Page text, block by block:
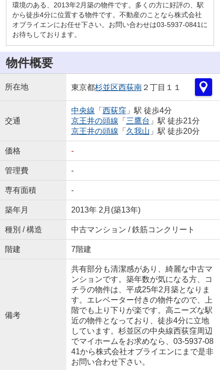
環境のある、2013年2月築の物件です。多くの方に好評の、駅
から徒歩4分に位置する物件です。不動産のことなら株式会社
オブライエンにお任せ下さい。お問い合わせは03-5937-0841に
お待ちしております。
物件概要
所在地 東京都杉並区西荻南２丁目１１
交通
中央線 「 西荻窪 」駅 徒歩4分
京王井の頭線 「 三鷹台 」駅 徒歩21分
京王井の頭線 「 久我山 」駅 徒歩20分
価格 -
管理費 -
専有面積 -
築年月 2013年 2月(築13年)
種別 / 構造 中古マンション / 鉄筋コンクリート
階建 7階建
備考
共有部分も清潔感があり、綺麗な中古マ
ンションです。築年数が気になる方、コ
チラの物件は、平成25年2月築となりま
す。エレベーター付きの物件なので、上
階でも上り下りが楽です。高ニーズな駅
近の物件となっており、徒歩4分に立地
しています。杉並区の中央線西荻窪周辺
でマイホームをお求めなら、03-5937-08
41から株式会社オブライエンにまで是非
お問い合わせ下さい。